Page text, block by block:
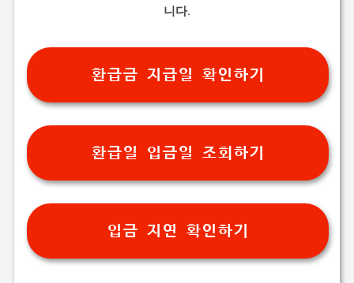
니다.
환급금 지급일 확인하기
환급일 입금일 조회하기
입금 지연 확인하기